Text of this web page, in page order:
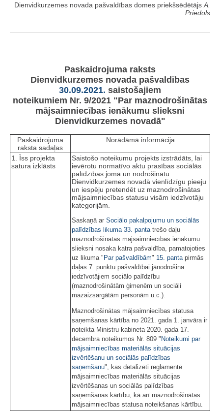
Dienvidkurzemes novada pašvaldības domes priekšsēdētājs A.
Priedols
Paskaidrojuma raksts
Dienvidkurzemes novada pašvaldības
30.09.2021. saistošajiem
noteikumiem Nr. 9/2021 "Par maznodrošinātas
mājsaimniecības ienākumu slieksni
Dienvidkurzemes novadā"
Paskaidrojuma
raksta sadaļas
Norādāmā informācija
1. Īss projekta
satura izklāsts
Saistošo noteikumu projekts izstrādāts, lai
ievērotu normatīvo aktu prasības sociālās
palīdzības jomā un nodrošinātu
Dienvidkurzemes novadā vienlīdzīgu pieeju
un iespēju pretendēt uz maznodrošinātas
mājsaimniecības statusu visām iedzīvotāju
kategorijām.
Saskaņā ar Sociālo pakalpojumu un sociālās
palīdzības likuma 33. pantatrešo daļu
maznodrošinātas mājsaimniecības ienākumu
slieksni nosaka katra pašvaldība, pamatojoties
uz likuma " Par pašvaldībām" 15. pantapirmās
daļas 7. punktu pašvaldībai jānodrošina
iedzīvotājiem sociālo palīdzību
(maznodrošinātām ģimenēm un sociāli
mazaizsargātām personām u.c.).
Maznodrošinātas mājsaimniecības statusa
saņemšanas kārtība no 2021. gada 1. janvāra ir
noteikta Ministru kabineta 2020. gada 17.
decembra noteikumos Nr. 809 " Noteikumi par
mājsaimniecības materiālās situācijas
izvērtēšanu un sociālās palīdzības
saņemšanu", kas detalizēti reglamentē
mājsaimniecības materiālās situācijas
izvērtēšanas un sociālās palīdzības
saņemšanas kārtību, kā arī maznodrošinātas
mājsaimniecības statusa noteikšanas kārtību.